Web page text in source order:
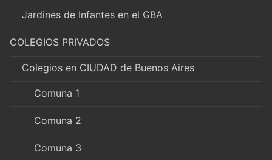
Jardines de Infantes en el GBA
COLEGIOS PRIVADOS
Colegios en CIUDAD de Buenos Aires
Comuna 1
Comuna 2
Comuna 3